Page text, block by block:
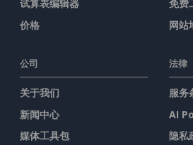
试算表编辑器
价格
免费
网站
公司
关于我们
新闻中心
媒体工具包
法律
服务
AI
隐私